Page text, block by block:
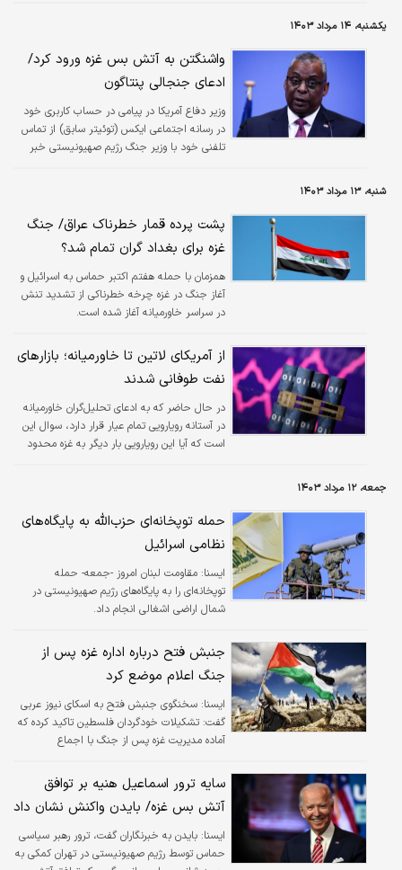
یکشنبه، ۱۴ مرداد ۱۴۰۳
واشنگتن به آتش بس غزه ورود کرد/
ادعای جنجالی پنتاگون
وزیر دفاع آمریکا در پیامی در حساب کاربری خود
در رسانه اجتماعی ایکس (توئیتر سابق) از تماس
تلفنی خود با وزیر جنگ رژیم صهیونیستی خبر
شنبه، ۱۳ مرداد ۱۴۰۳
پشت پرده قمار خطرناک عراق/ جنگ
غزه برای بغداد گران تمام شد؟
همزمان با حمله هفتم اکتبر حماس به اسرائیل و
آغاز جنگ در غزه چرخه خطرناکی از تشدید تنش
در سراسر خاورمیانه آغاز شده است.
از آمریکای لاتین تا خاورمیانه؛ بازارهای
نفت طوفانی شدند
در حال حاضر که به ادعای تحلیل‌گران خاورمیانه
در آستانه رویارویی تمام عیار قرار دارد، سوال این
است که آیا این رویارویی بار دیگر به غزه محدود
جمعه، ۱۲ مرداد ۱۴۰۳
حمله توپخانه‌ای حزب‌الله به پایگاه‌های
نظامی اسرائیل
ايسنا: مقاومت لبنان امروز -جمعه- حمله
توپخانه‌ای را به پایگاه‌های رژیم صهیونیستی در
شمال اراضی اشغالی انجام داد.
جنبش فتح درباره اداره غزه پس از
جنگ اعلام موضع کرد
ايسنا: سخنگوی جنبش فتح به اسکای نیوز عربی
گفت: تشکیلات خودگردان فلسطین تاکید کرده که
آماده مدیریت غزه پس از جنگ با اجماع
سایه ترور اسماعیل هنیه بر توافق
آتش بس غزه/ بایدن واکنش نشان داد
ايسنا: بایدن به خبرنگاران گفت، ترور رهبر سیاسی
حماس توسط رژیم صهیونیستی در تهران کمکی به